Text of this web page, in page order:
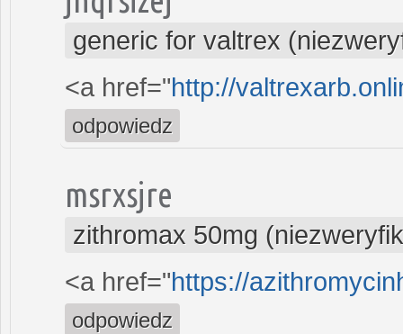
generic for valtrex
<a href="http://
odpowiedz
msrxsjre
zithromax 50mg
<a href="https://
odpowiedz